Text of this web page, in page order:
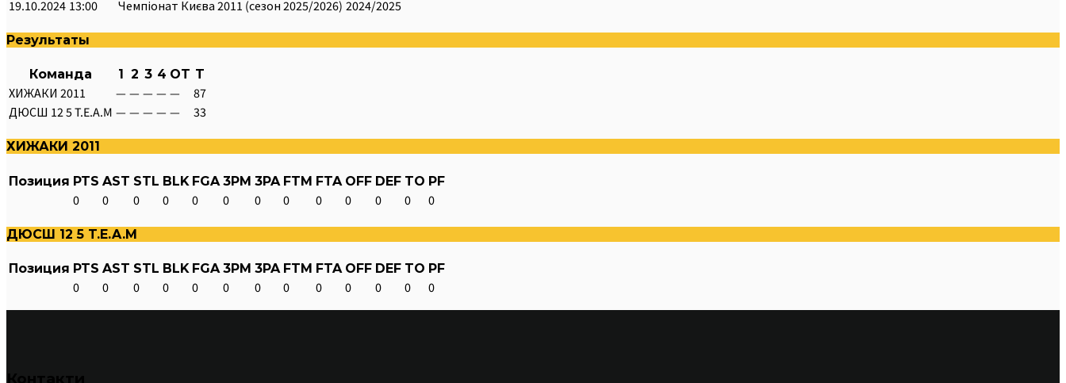
19.10.2024 13:00 Чемпіонат Києва 2011 (сезон 2025/2026) 2024/2025
Результаты
Команда 1 2 3 4 OT T
ХИЖАКИ 2011 — — — — —
87
ДЮСШ 12 5 T.E.A.M — — — — — 33
ХИЖАКИ 2011
Позиция PTS AST STL BLK FGA 3PM 3PA FTM FTA OFF DEF TO PF
0 0 0 0 0 0 0 0 0 0 0 0 0
ДЮСШ 12 5 T.E.A.M
Позиция PTS AST STL BLK FGA 3PM 3PA FTM FTA OFF DEF TO PF
0 0 0 0 0 0 0 0 0 0 0 0 0